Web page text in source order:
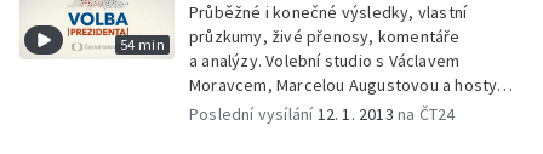
54 min
Průběžné i konečné výsledky, vlastní
průzkumy, živé přenosy, komentáře
a analýzy. Volební studio s Václavem
Moravcem, Marcelou Augustovou a hosty
z řad politiků, sympatizantů, sociologů,
Poslední vysílání12. 1. 2013 na ČT24